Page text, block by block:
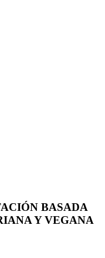
BASADA
Y VEGANA